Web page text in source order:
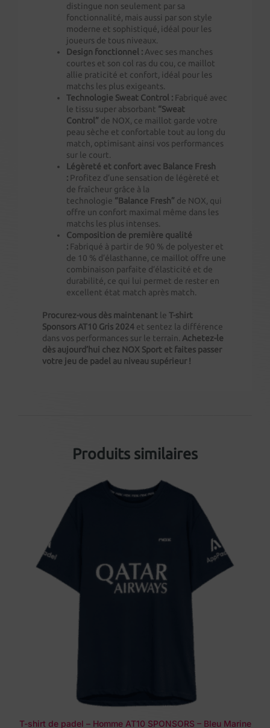
distingue non seulement par sa
fonctionnalité, mais aussi par son style
moderne et sophistiqué, idéal pour les
joueurs de tous niveaux.
Design fonctionnel : Avec ses manches
courtes et son col ras du cou, ce maillot
allie praticité et confort, idéal pour les
matchs les plus exigeants.
Technologie Sweat Control : Fabriqué avec
le tissu super absorbant “Sweat
Control” de NOX, ce maillot garde votre
peau sèche et confortable tout au long du
match, optimisant ainsi vos performances
sur le court.
Légèreté et confort avec Balance Fresh
: Profitez d’une sensation de légèreté et
de fraîcheur grâce à la
technologie “Balance Fresh” de NOX, qui
offre un confort maximal même dans les
matchs les plus intenses.
Composition de première qualité
: Fabriqué à partir de 90 % de polyester et
de 10 % d’élasthanne, ce maillot offre une
combinaison parfaite d’élasticité et de
durabilité, ce qui lui permet de rester en
excellent état match après match.
Procurez-vous dès maintenant le T-shirt
Sponsors AT10 Gris 2024 et sentez la différence
dans vos performances sur le terrain. Achetez-le
dès aujourd’hui chez NOX Sport et faites passer
votre jeu de padel au niveau supérieur !
Produits similaires
T-shirt de padel – Homme AT10 SPONSORS – Bleu Marine